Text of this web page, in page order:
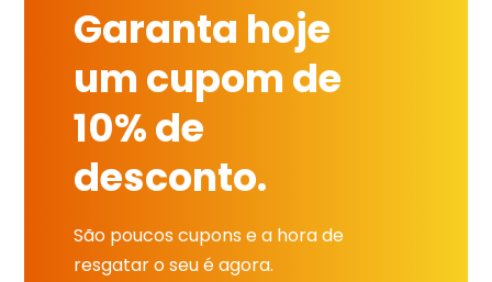
Garanta hoje
um cupom de
10% de
desconto.
São poucos cupons e a hora de
resgatar o seu é agora.